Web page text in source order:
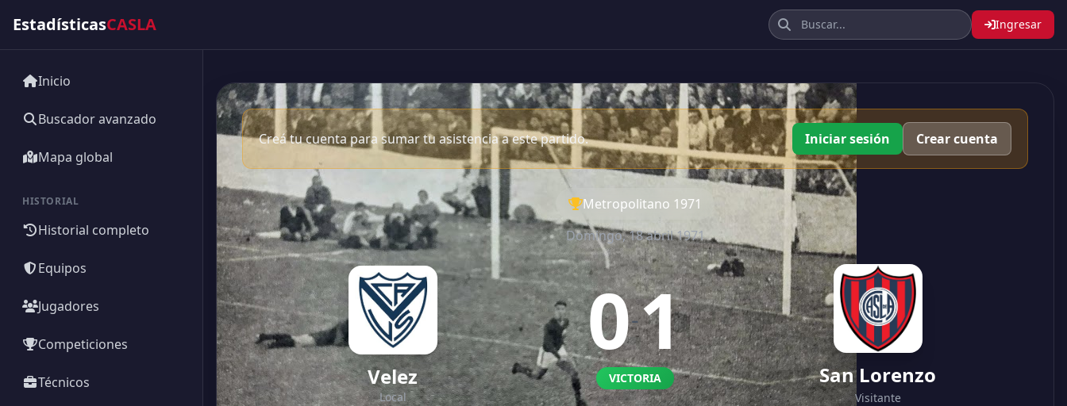
EstadísticasCASLA Ingresar
Inicio
Buscador avanzado
Mapa global
HISTORIAL
Historial completo
Equipos
Jugadores
Competiciones
Técnicos
Creá tu cuenta para sumar tu asistencia a este partido. Iniciar sesión Crear cuenta
Metropolitano 1971
Domingo, 18 abril 1971
Velez
Local
0-1
VICTORIA San Lorenzo
Visitante